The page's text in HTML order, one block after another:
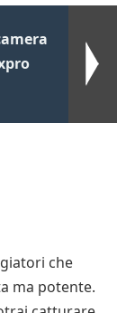
che
ma potente.